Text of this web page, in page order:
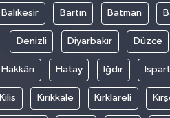
Balıkesir Bartın Batman
Denizli Diyarbakır Düzce
Hakkâri Hatay Iğdır
Kilis Kırıkkale Kırklareli